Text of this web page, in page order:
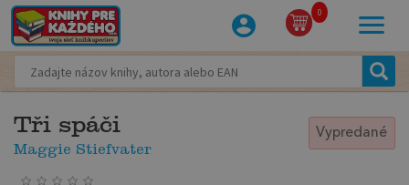
0
Tři spáči
Maggie Stiefvater
Vypredané